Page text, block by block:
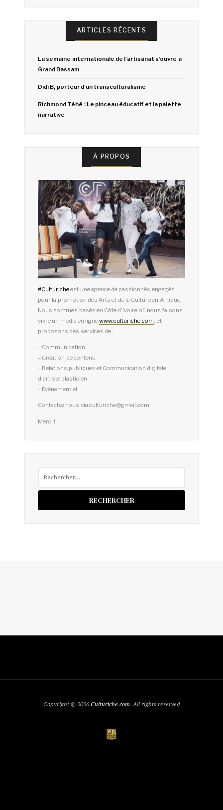
ARTICLES RÉCENTS
La semaine internationale de l’artisanat s’ouvre à
Grand Bassam
Didi B, porteur d’un transculturalisme
Richmond Téhé : Le pinceau éducatif et la palette
narrative
À PROPOS
#Culturicheest une agence de passionnés engagés
pour la promotion des Arts et de la Culture en Afrique.
Nous sommes basés en Côte d’Ivoire où nous faisons
vivre un média en lignewww.culturiche.com , et
proposons des services de :
– Communication
– Création de contenu
– Relations publiques et Communication digitale
d’artiste plasticien
– Événementiel
Contactez nous via culturiche@gmail.com
Merci !!
Copyright © 2026Culturiche.com. All rights reserved